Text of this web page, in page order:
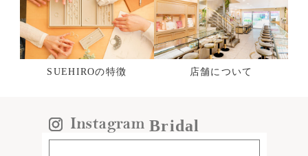
SUEHIROの特徴 店舗について
Bridal